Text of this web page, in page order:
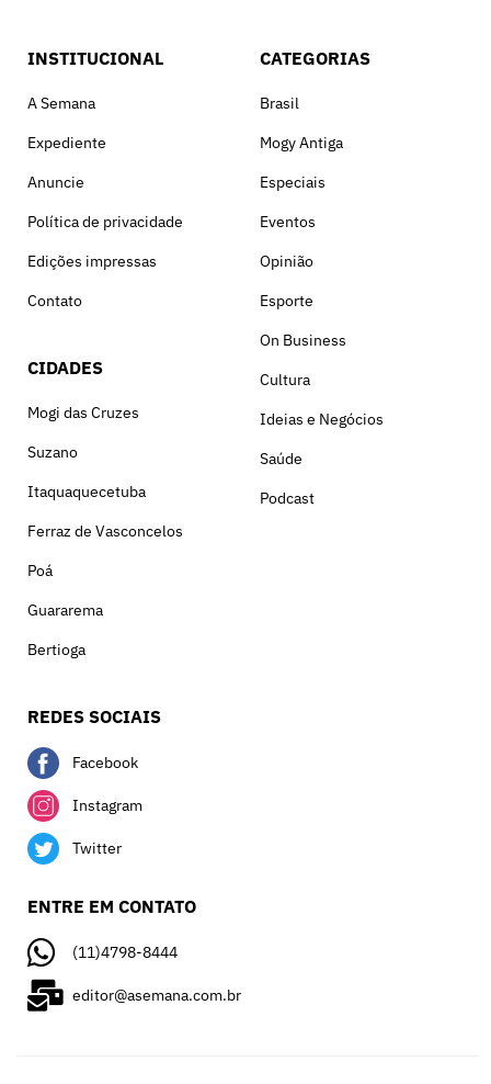
INSTITUCIONAL
A Semana
Expediente
Anuncie
Política de privacidade
Edições impressas
Contato
CIDADES
Mogi das Cruzes
Suzano
Itaquaquecetuba
Ferraz de Vasconcelos
Poá
Guararema
Bertioga
CATEGORIAS
Brasil
Mogy Antiga
Especiais
Eventos
Opinião
Esporte
On Business
Cultura
Ideias e Negócios
Saúde
Podcast
REDES SOCIAIS
Facebook
Instagram
Twitter
ENTRE EM CONTATO
(11)4798-8444
editor@asemana.com.br